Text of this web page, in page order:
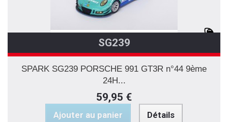
SG239
SPARK SG239 PORSCHE 991 GT3R n°44 9ème
24H...
59,95 €
Ajouter au panier Détails